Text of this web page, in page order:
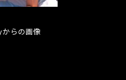
らの画像